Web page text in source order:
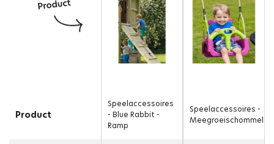
Product
Speelaccessoires
- Blue Rabbit -
Ramp
Speelaccessoires -
Meegroeischommel